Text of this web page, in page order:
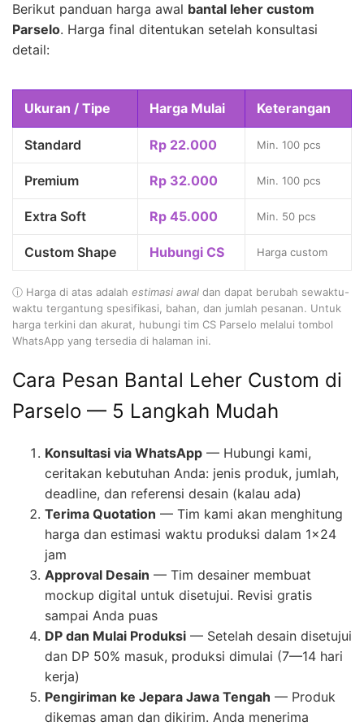
Berikut panduan harga awal bantal leher custom
Parselo. Harga final ditentukan setelah konsultasi
detail:
Ukuran / Tipe Harga Mulai Keterangan
Standard Rp 22.000 Min. 100 pcs
Premium Rp 32.000 Min. 100 pcs
Extra Soft Rp 45.000 Min. 50 pcs
Custom Shape Hubungi CS Harga custom
ⓘ Harga di atas adalah estimasi awal dan dapat berubah sewaktu-
waktu tergantung spesifikasi, bahan, dan jumlah pesanan. Untuk
harga terkini dan akurat, hubungi tim CS Parselo melalui tombol
WhatsApp yang tersedia di halaman ini.
Cara Pesan Bantal Leher Custom di
Parselo — 5 Langkah Mudah
Konsultasi via WhatsApp — Hubungi kami,
ceritakan kebutuhan Anda: jenis produk, jumlah,
deadline, dan referensi desain (kalau ada)
Terima Quotation — Tim kami akan menghitung
harga dan estimasi waktu produksi dalam 1×24
jam
Approval Desain — Tim desainer membuat
mockup digital untuk disetujui. Revisi gratis
sampai Anda puas
DP dan Mulai Produksi — Setelah desain disetujui
dan DP 50% masuk, produksi dimulai (7—14 hari
kerja)
Pengiriman ke Jepara Jawa Tengah — Produk
dikemas aman dan dikirim. Anda menerima